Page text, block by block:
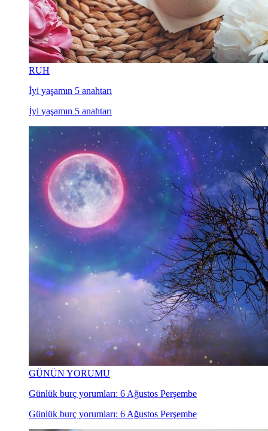
RUH
İyi yaşamın 5 anahtarı
İyi yaşamın 5 anahtarı
GÜNÜN YORUMU
Günlük burç yorumları: 6 Ağustos Perşembe
Günlük burç yorumları: 6 Ağustos Perşembe